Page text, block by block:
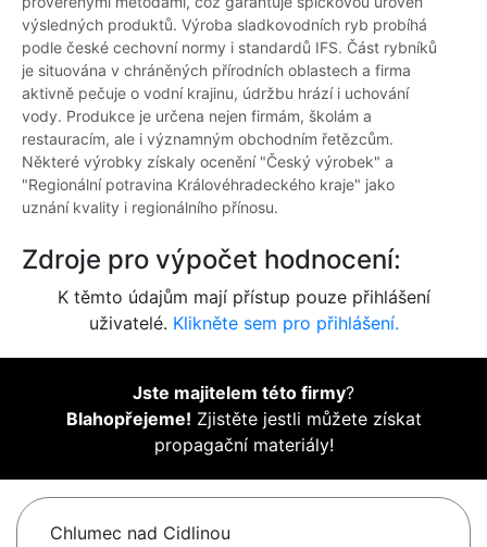
výsledných produktů. Výroba sladkovodních ryb probíhá
podle české cechovní normy i standardů IFS. Část rybníků
je situována v chráněných přírodních oblastech a firma
aktivně pečuje o vodní krajinu, údržbu hrází i uchování
vody. Produkce je určena nejen firmám, školám a
restauracím, ale i významným obchodním řetězcům.
Některé výrobky získaly ocenění "Český výrobek" a
"Regionální potravina Královéhradeckého kraje" jako
uznání kvality i regionálního přínosu.
Zdroje pro výpočet hodnocení:
K těmto údajům mají přístup pouze přihlášení
uživatelé. Klikněte sem pro přihlášení.
Jste majitelem této firmy?
Blahopřejeme! Zjistěte jestli můžete získat
propagační materiály!
Chlumec nad Cidlinou